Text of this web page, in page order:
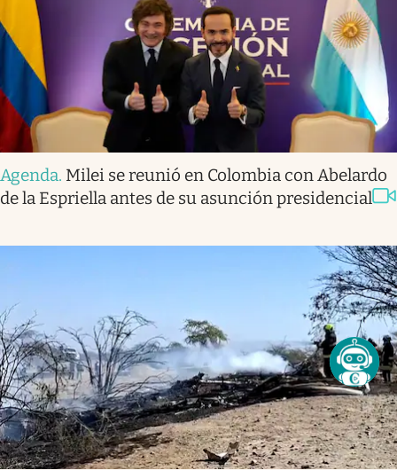
Agenda. Milei se reunió en Colombia con Abelardo
de la Espriella antes de su asunción presidencial